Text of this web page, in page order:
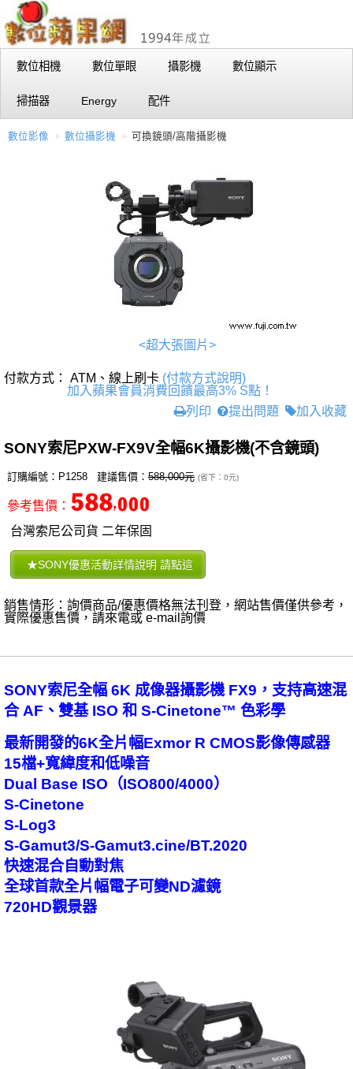
數位相機 數位單眼 攝影機 數位顯示
掃描器 Energy 配件
數位影像 數位攝影機 可換鏡頭/高階攝影機
<超大張圖片>
付款方式： ATM、線上刷卡 (付款方式說明)
加入蘋果會員消費回饋最高3% S點！
列印
提出問題 加入收藏
SONY索尼PXW-FX9V全幅6K攝影機(不含鏡頭)
訂購編號：P1258 建議售價： 588,000元 (省下：0元)
參考售價：
台灣索尼公司貨 二年保固
銷售情形：詢價商品/優惠價格無法刊登，網站售價僅供參考，
實際優惠售價，請來電或 e-mail詢價
SONY索尼全幅 6K 成像器攝影機 FX9，支持高速混
合 AF、雙基 ISO 和 S-Cinetone™ 色彩學
最新開發的6K全片幅Exmor R CMOS影像傳感器
15檔+寬緯度和低噪音
Dual Base ISO（ISO800/4000）
S-Cinetone
S-Log3
S-Gamut3/S-Gamut3.cine/BT.2020
快速混合自動對焦
全球首款全片幅電子可變ND濾鏡
720HD觀景器